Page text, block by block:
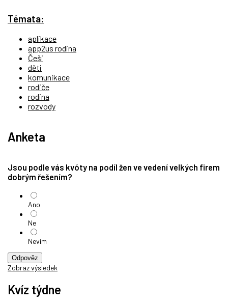
Témata:
aplikace
app2us rodina
Češi
děti
komunikace
rodiče
rodina
rozvody
Anketa
Jsou podle vás kvóty na podíl žen ve vedení velkých firem
dobrým řešením?
Ano
Ne
Nevím
Odpověz
Zobraz výsledek
Kvíz týdne